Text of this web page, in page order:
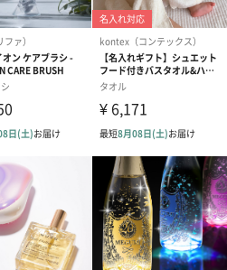
梱してお届けいたします。ギフト